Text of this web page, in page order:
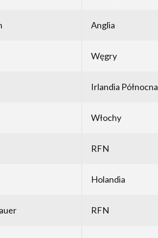
Anglia
Węgry
Irlandia Północna
Włochy
RFN
Holandia
RFN